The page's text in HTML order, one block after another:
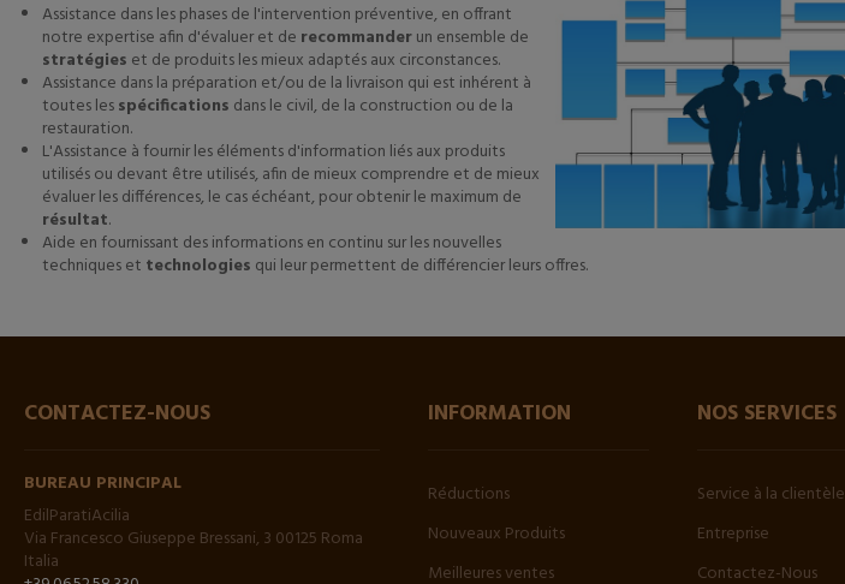
Assistance dans les phases de l'intervention préventive, en offrant
notre expertise afin d'évaluer et de recommanderun ensemble de
stratégies et de produits les mieux adaptés aux circonstances.
Assistance dans la préparation et/ou de la livraison qui est inhérent à
toutes lesspécifications dans le civil, de la construction ou de la
restauration.
L'Assistance à fournir les éléments d'information liés aux produits
utilisés ou devant être utilisés, afin de mieux comprendre et de mieux
évaluer les différences, le cas échéant, pour obtenir le maximum de
résultat.
Aide en fournissant des informations en continu sur les nouvelles
techniques et technologies qui leur permettent de différencier leurs offres.
CONTACTEZ-NOUS
BUREAU PRINCIPAL
EdilParatiAcilia
Via Francesco Giuseppe Bressani, 3 00125 Roma
Italia
INFORMATION
Réductions
Nouveaux Produits
Meilleures ventes
NOS SERVICES
Service à la clientèle
Entreprise
Contactez-Nous